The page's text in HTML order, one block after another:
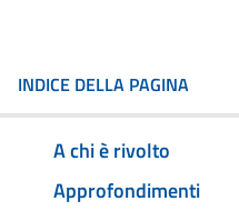
INDICE DELLA PAGINA
A chi è rivolto
Approfondimenti